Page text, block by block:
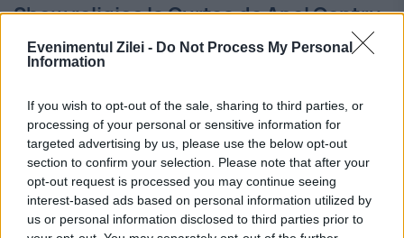
Evenimentul Zilei - Do Not Process My Personal
Information
If you wish to opt-out of the sale, sharing to third parties, or
processing of your personal or sensitive information for
targeted advertising by us, please use the below opt-out
section to confirm your selection. Please note that after your
opt-out request is processed you may continue seeing
interest-based ads based on personal information utilized by
us or personal information disclosed to third parties prior to
Show religios la Curtea de Apel Centru.
Cum s-au prezentat în faţa
magistraţilor protestatarii pro-ruşi de
la biserica din Dereneu. Video
20 FEBRUARIE 2026
Republica Moldova. Spectacolele pentru
„apărarea credinţei adevărate” de la
biserica din satul Dereneu, raionul Călăraşi,